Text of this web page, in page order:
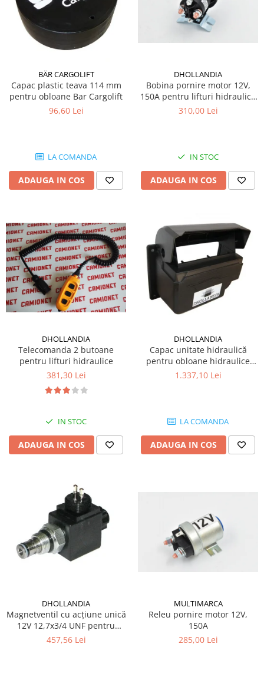
BÄR CARGOLIFT
Capac plastic teava 114 mm
pentru obloane Bar Cargolift
96,60 Lei
LA COMANDA
ADAUGA IN COS
DHOLLANDIA
Bobina pornire motor 12V,
150A pentru lifturi hidraulice
Dhollandia
310,00 Lei
IN STOC
ADAUGA IN COS
DHOLLANDIA
Telecomanda 2 butoane
pentru lifturi hidraulice
381,30 Lei
IN STOC
ADAUGA IN COS
DHOLLANDIA
Capac unitate hidraulică
pentru obloane hidraulice
Dhollandia
1.337,10 Lei
LA COMANDA
ADAUGA IN COS
DHOLLANDIA
Magnetventil cu acțiune unică
12V 12,7x3/4 UNF pentru
trape hidraulice Dhollandia
457,56 Lei
MULTIMARCA
Releu pornire motor 12V,
150A
285,00 Lei